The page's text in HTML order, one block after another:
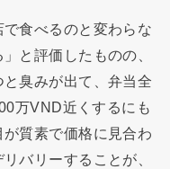
食べるのと変わらな
と評価したものの、
と臭みが出て、弁当全
万VND近くするにも
質素で価格に見合わ
バリーすることが、